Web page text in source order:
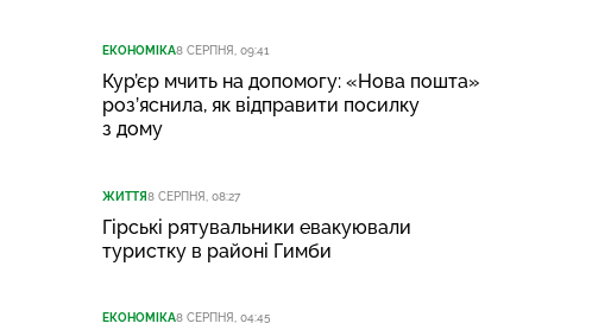
ЕКОНОМІКА8 СЕРПНЯ, 09:41
Кур’єр мчить на допомогу: «Нова пошта»
роз’яснила, як відправити посилку
з дому
ЖИТТЯ8 СЕРПНЯ, 08:27
Гірські рятувальники евакуювали
туристку в районі Гимби
ЕКОНОМІКА8 СЕРПНЯ, 04:45